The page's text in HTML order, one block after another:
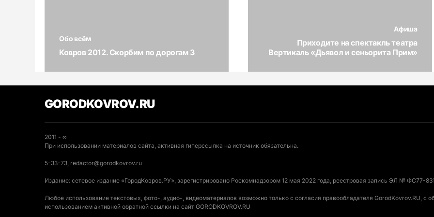
Обо всём
Ковров 2012. Скорбим по дорогам 3
Афиша
Приходите на спектакль театра
Вертикаль «Дьявол и сеньорита Прим»
GORODKOVROV.RU
2011 - ∞
При использовании материалов сайта, активная гиперссылка на источник обязательна.
5-33-73, redactor@gorodkovrov.ru
Издание: сетевое издание «ГородКовров.РУ», зарегистрировано Роскомнадзором 12 мая 2022 года, реестровая запись ЭЛ № ФС77-
Любое использование текстовых, фото-, аудио-, видеоматериалов возможно только с согласия правообладателя GorodKovrov.RU, с
использованием активной обратной ссылки на сайт GORODKOVROV.RU